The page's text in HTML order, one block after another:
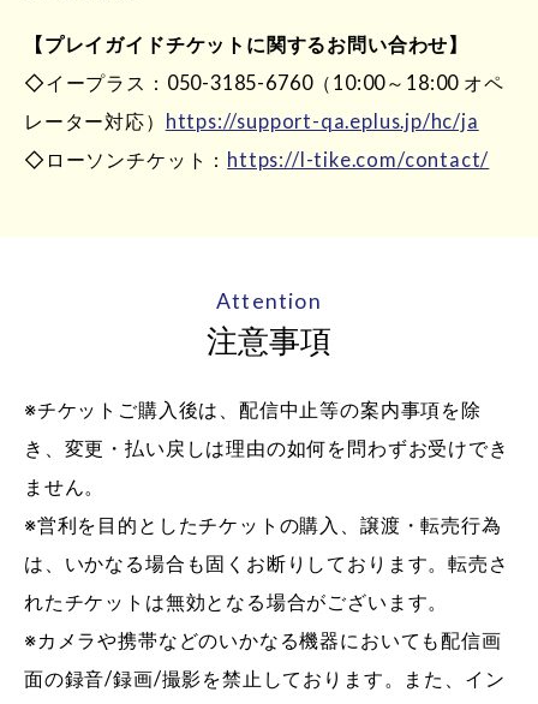
【プレイガイドチケットに関するお問い合わせ】
◇イープラス：050-3185-6760（10:00～18:00 オペ
レーター対応） https://support-qa.eplus.jp/hc/ja
◇ローソンチケット： https://l-tike.com/contact/
Attention
注意事項
※チケットご購入後は、配信中止等の案内事項を除
き、変更・払い戻しは理由の如何を問わずお受けでき
ません。
※営利を目的としたチケットの購入、譲渡・転売行為
は、いかなる場合も固くお断りしております。転売さ
れたチケットは無効となる場合がございます。
※カメラや携帯などのいかなる機器においても配信画
面の録音/録画/撮影を禁止しております。また、イン